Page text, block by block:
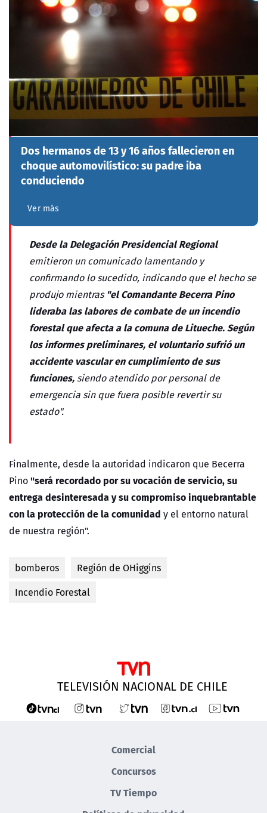
Dos hermanos de 13 y 16 años fallecieron en
choque automovilístico: su padre iba
conduciendo
Ver más
Desde la Delegación Presidencial Regional
emitieron un comunicado lamentando y
confirmando lo sucedido, indicando que el hecho se
produjo mientras"el Comandante Becerra Pino
lideraba las labores de combate de un incendio
forestal que afecta a la comuna de Litueche. Según
los informes preliminares, el voluntario sufrió un
accidente vascular en cumplimiento de sus
funciones, siendo atendido por personal de
emergencia sin que fuera posible revertir su
estado".
Finalmente, desde la autoridad indicaron que Becerra
Pino"será recordado por su vocación de servicio, su
entrega desinteresada y su compromiso inquebrantable
con la protección de la comunidad y el entorno natural
de nuestra región".
bomberos
Región de OHiggins
Incendio Forestal
TELEVISIÓN NACIONAL DE CHILE
Comercial
Concursos
TV Tiempo